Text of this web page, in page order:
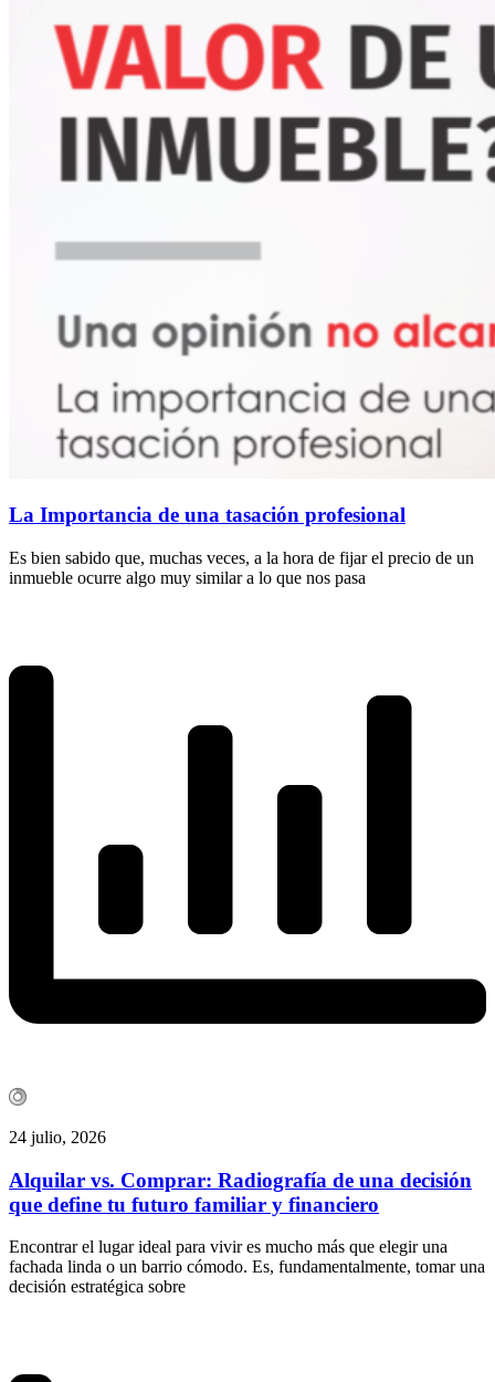
La Importancia de una tasación profesional
Es bien sabido que, muchas veces, a la hora de fijar el precio de un
inmueble ocurre algo muy similar a lo que nos pasa
24 julio, 2026
Alquilar vs. Comprar: Radiografía de una decisión
que define tu futuro familiar y financiero
Encontrar el lugar ideal para vivir es mucho más que elegir una
fachada linda o un barrio cómodo. Es, fundamentalmente, tomar una
decisión estratégica sobre